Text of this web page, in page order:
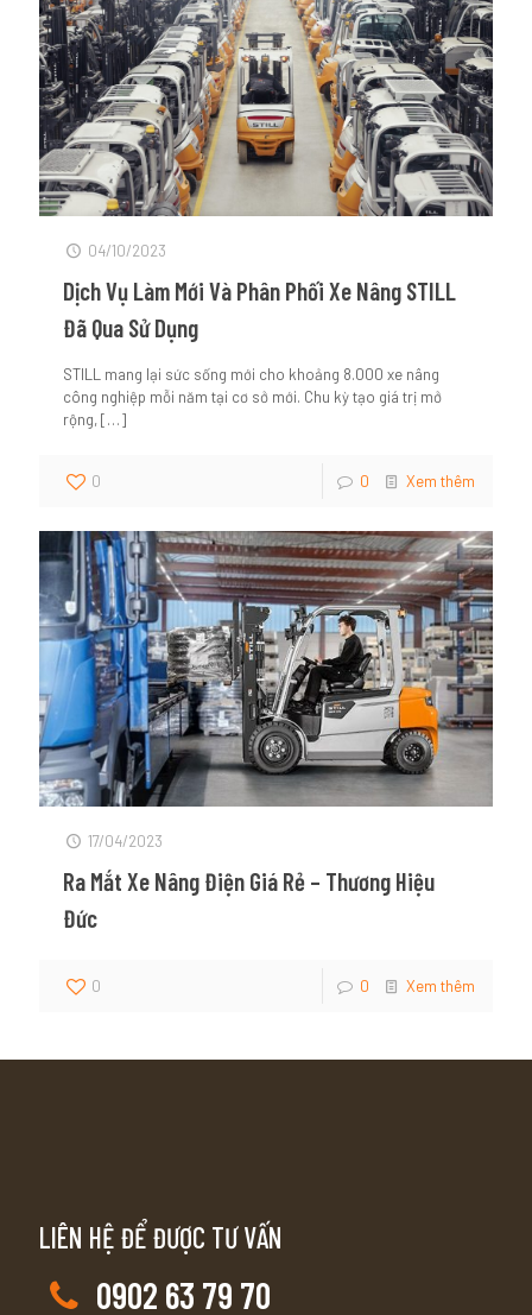
04/10/2023
Dịch Vụ Làm Mới Và Phân Phối Xe Nâng STILL
Đã Qua Sử Dụng
STILL mang lại sức sống mới cho khoảng 8.000 xe nâng
công nghiệp mỗi năm tại cơ sở mới. Chu kỳ tạo giá trị mở
rộng,[…]
0 0 Xem thêm
17/04/2023
Ra Mắt Xe Nâng Điện Giá Rẻ – Thương Hiệu
Đức
0 0 Xem thêm
LIÊN HỆ ĐỂ ĐƯỢC TƯ VẤN
0902 63 79 70